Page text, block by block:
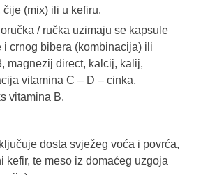
čije (mix) ili u kefiru.
/ ručka uzimaju se kapsule
i crnog bibera (kombinacija) ili
magnezij direct, kalcij, kalij,
vitamina C – D – cinka,
vitamina B.
dosta svježeg voća i povrća,
kefir, te meso iz domaćeg uzgoja